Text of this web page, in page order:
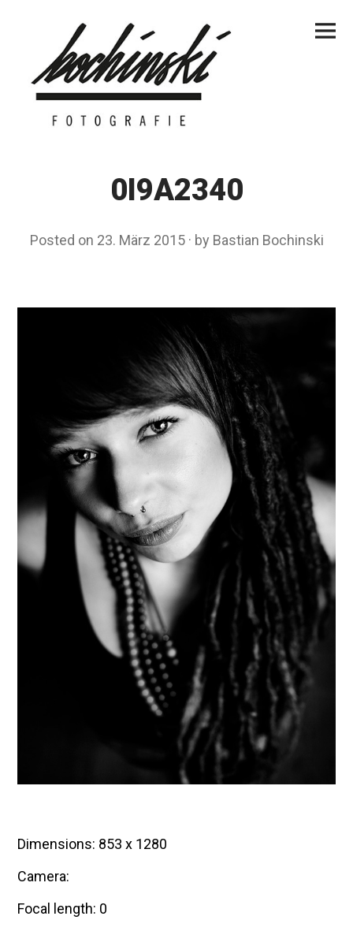
Menu
0I9A2340
Posted on 23. März 2015 by Bastian Bochinski
Dimensions: 853 x 1280
Camera:
Focal length: 0